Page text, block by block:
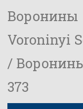
Воронины
Voroninyi
/
373